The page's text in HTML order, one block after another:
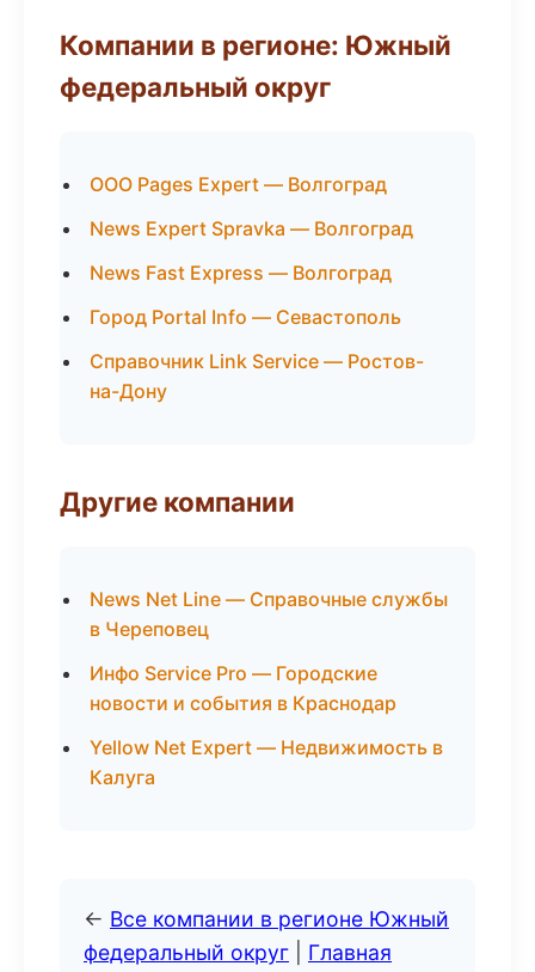
Компании в регионе: Южный
федеральный округ
ООО Pages Expert — Волгоград
News Expert Spravka — Волгоград
News Fast Express — Волгоград
Город Portal Info — Севастополь
Справочник Link Service — Ростов-
на-Дону
Другие компании
News Net Line — Справочные службы
в Череповец
Инфо Service Pro — Городские
новости и события в Краснодар
Yellow Net Expert — Недвижимость в
Калуга
← Все компании в регионе Южный
федеральный округ
Главная